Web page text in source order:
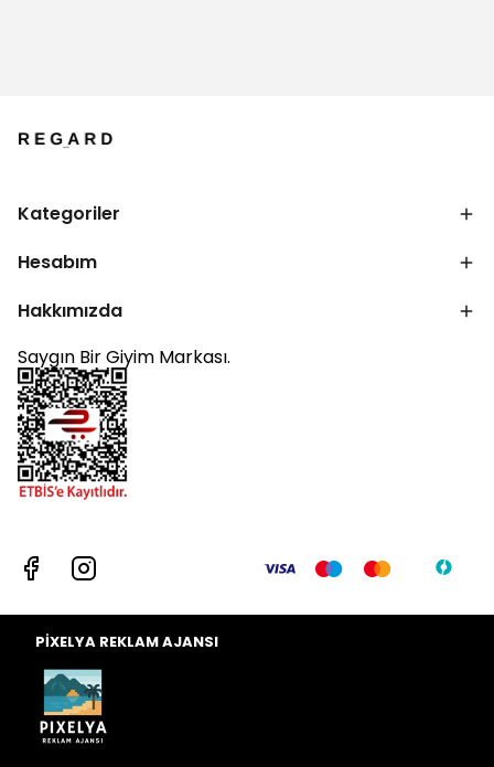
Kategoriler
Hesabım
Hakkımızda
Saygın Bir Giyim Markası.
PİXELYA REKLAM AJANSI